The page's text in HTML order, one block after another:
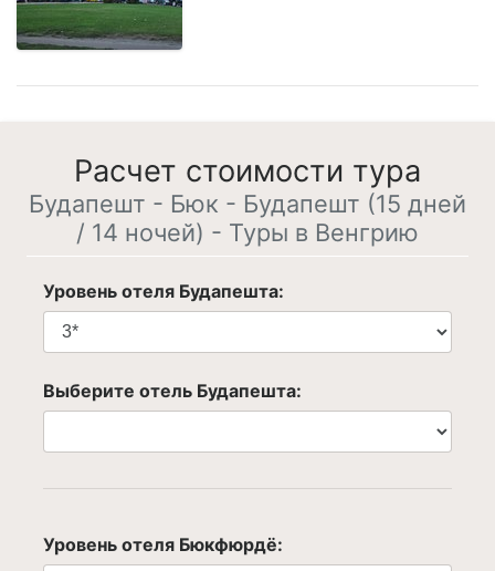
Расчет стоимости тура
Будапешт - Бюк - Будапешт (15 дней
/ 14 ночей) - Туры в Венгрию
Уровень отеля Будапешта:
Выберите отель Будапешта:
Уровень отеля Бюкфюрдё: